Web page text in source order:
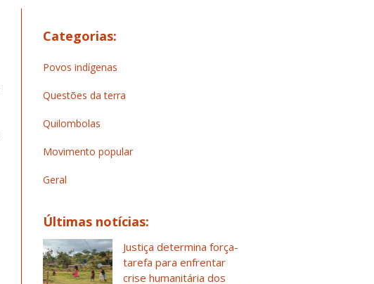
Categorias:
Povos indígenas
Questões da terra
Quilombolas
Movimento popular
Geral
Últimas notícias:
Justiça determina força-
tarefa para enfrentar
crise humanitária dos